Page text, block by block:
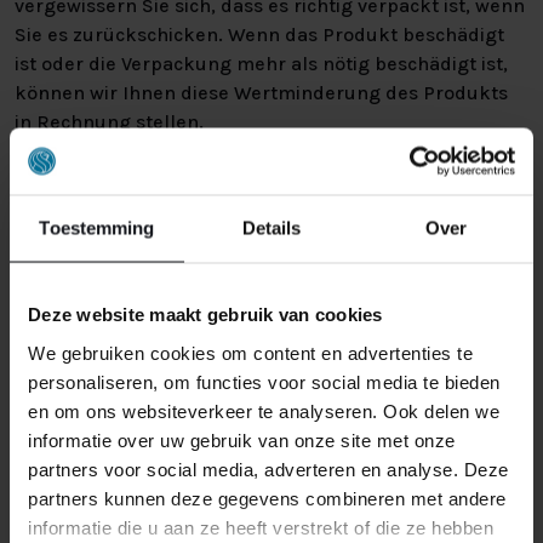
Toestemming Details Over
Deze website maakt gebruik van cookies
We gebruiken cookies om content en advertenties te
personaliseren, om functies voor social media te bieden
en om ons websiteverkeer te analyseren. Ook delen we
informatie over uw gebruik van onze site met onze
partners voor social media, adverteren en analyse. Deze
partners kunnen deze gegevens combineren met andere
informatie die u aan ze heeft verstrekt of die ze hebben
vergewissern Sie sich, dass es richtig verpackt ist, wenn
Sie es zurückschicken. Wenn das Produkt beschädigt
ist oder die Verpackung mehr als nötig beschädigt ist,
können wir Ihnen diese Wertminderung des Produkts
in Rechnung stellen.
ÄHNLICHE PRODUKTE
AUSSTELLUNGSRAUM MAASTRICHT